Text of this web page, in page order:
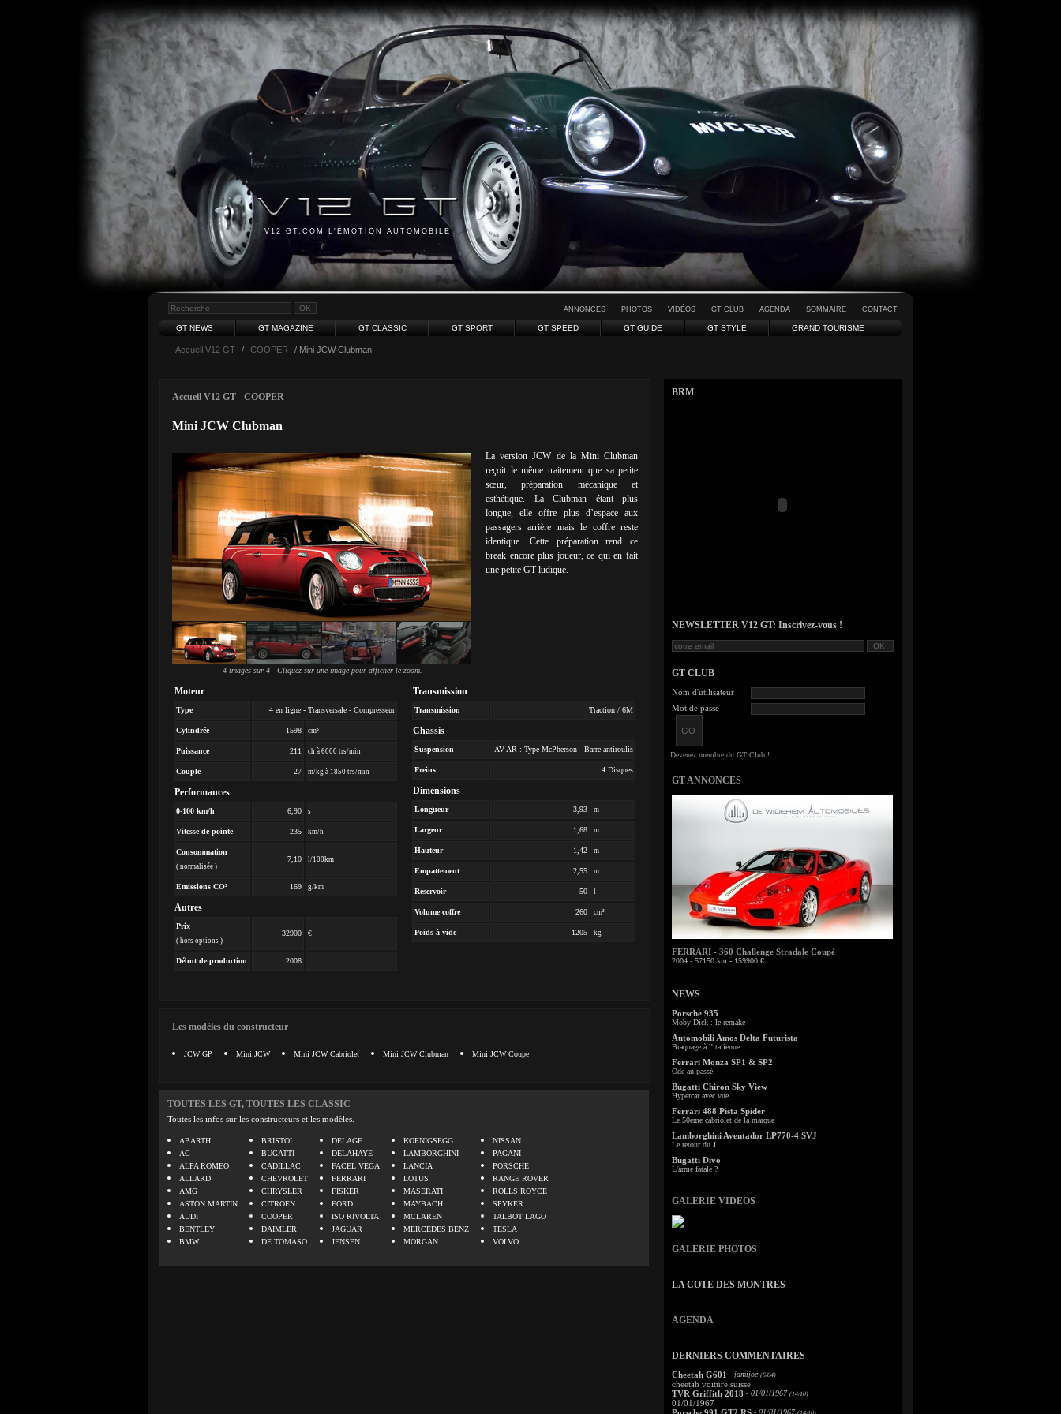
V12 GT.COM L'ÉMOTION AUTOMOBILE
ANNONCES PHOTOS VIDÉOS GT CLUB AGENDA SOMMAIRE CONTACT
GT NEWS GT MAGAZINE GT CLASSIC GT SPORT GT SPEED GT GUIDE GT STYLE GRAND TOURISME
Accueil V12 GT / COOPER / Mini JCW Clubman
Accueil V12 GT - COOPER
Mini JCW Clubman
4 images sur 4 - Cliquez sur une image pour afficher le zoom.
La version JCW de la Mini Clubman
reçoit le même traitement que sa petite
sœur, préparation mécanique et
esthétique. La Clubman étant plus
longue, elle offre plus d’espace aux
passagers arrière mais le coffre reste
identique. Cette préparation rend ce
break encore plus joueur, ce qui en fait
une petite GT ludique.
Moteur
Type 4 en ligne - Transversale - Compresseur
Cylindrée 1598 cm³
Puissance 211 ch à 6000 trs/min
Couple 27 m/kg à 1850 trs/min
Performances
0-100 km/h 6,90 s
Vitesse de pointe 235 km/h
Consommation
( normalisée )
7,10 l/100km
Emissions CO² 169 g/km
Autres
Prix
( hors options )
32900 €
Début de production 2008
Transmission
Transmission Traction / 6M
Chassis
Suspension AV AR : Type McPherson - Barre antiroulis
Freins 4 Disques
Dimensions
Longueur 3,93 m
Largeur 1,68 m
Hauteur 1,42 m
Empattement 2,55 m
Réservoir 50 l
Volume coffre 260 cm³
Poids à vide 1205 kg
Les modèles du constructeur
JCW GP Mini JCW Mini JCW Cabriolet Mini JCW Clubman Mini JCW Coupe
TOUTES LES GT, TOUTES LES CLASSIC
Toutes les infos sur les constructeurs et les modèles.
ABARTH
AC
ALFA ROMEO
ALLARD
AMG
ASTON MARTIN
AUDI
BENTLEY
BMW
BRISTOL
BUGATTI
CADILLAC
CHEVROLET
CHRYSLER
CITROEN
COOPER
DAIMLER
DE TOMASO
DELAGE
DELAHAYE
FACEL VEGA
FERRARI
FISKER
FORD
ISO RIVOLTA
JAGUAR
JENSEN
KOENIGSEGG
LAMBORGHINI
LANCIA
LOTUS
MASERATI
MAYBACH
MCLAREN
MERCEDES BENZ
MORGAN
NISSAN
PAGANI
PORSCHE
RANGE ROVER
ROLLS ROYCE
SPYKER
TALBOT LAGO
TESLA
VOLVO
BRM
NEWSLETTER V12 GT: Inscrivez-vous !
GT CLUB
Nom d'utilisateur
Mot de passe
GT ANNONCES
FERRARI - 360 Challenge Stradale Coupé
2004 - 57150 km - 159900 €
NEWS
Porsche 935
Moby Dick : le remake
Automobili Amos Delta Futurista
Braquage à l'italienne
Ferrari Monza SP1 & SP2
Ode au passé
Bugatti Chiron Sky View
Hypercar avec vue
Ferrari 488 Pista Spider
Le 50ème cabriolet de la marque
Lamborghini Aventador LP770-4 SVJ
Le retour du J
Bugatti Divo
L'arme fatale ?
GALERIE VIDEOS
GALERIE PHOTOS
LA COTE DES MONTRES
AGENDA
DERNIERS COMMENTAIRES
Cheetah G601 - jamijoe (5/04)
cheetah voiture suisse
TVR Griffith 2018 - 01/01/1967 (14/10)
01/01/1967
- 01/01/1967